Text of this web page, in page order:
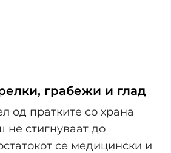
грабежи и глад
од пратките со храна
не стигнуваат до
се медицински и